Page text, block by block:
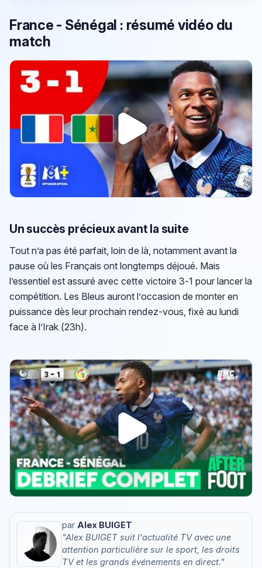
France - Sénégal : résumé vidéo du
match
Un succès précieux avant la suite
Tout n’a pas été parfait, loin de là, notamment avant la
pause où les Français ont longtemps déjoué. Mais
l’essentiel est assuré avec cette victoire 3-1 pour lancer la
compétition. Les Bleus auront l’occasion de monter en
puissance dès leur prochain rendez-vous, fixé au lundi
face à l’Irak (23h).
parAlex BUIGET
"Alex BUIGET suit l'actualité TV avec une
attention particulière sur le sport, les droits
TV et les grands événements en direct."